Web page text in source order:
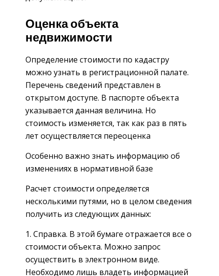
Оценка объекта
недвижимости
Определение стоимости по кадастру
можно узнать в регистрационной палате.
Перечень сведений представлен в
открытом доступе. В паспорте объекта
указывается данная величина. Но
стоимость изменяется, так как раз в пять
лет осуществляется переоценка
Особенно важно знать информацию об
изменениях в нормативной базе
Расчет стоимости определяется
несколькими путями, но в целом сведения
получить из следующих данных:
Справка. В этой бумаге отражается все о
стоимости объекта. Можно запрос
осуществить в электронном виде.
Необходимо лишь владеть информацией